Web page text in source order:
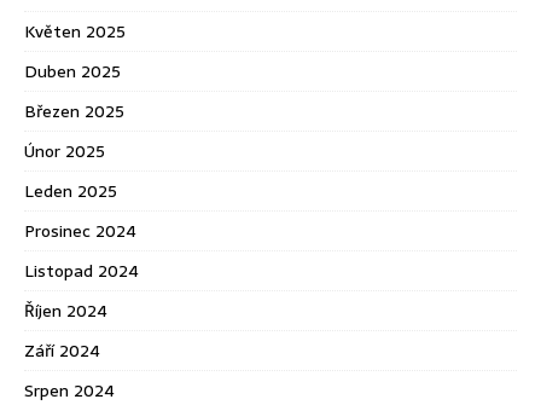
Květen 2025
Duben 2025
Březen 2025
Únor 2025
Leden 2025
Prosinec 2024
Listopad 2024
Říjen 2024
Září 2024
Srpen 2024